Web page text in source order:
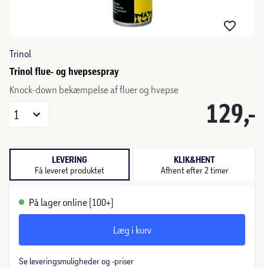
Trinol
Trinol flue- og hvepsespray
Knock-down bekæmpelse af fluer og hvepse
129,-
1
LEVERING
Få leveret produktet
KLIK&HENT
Afhent efter 2 timer
På lager online (100+)
Læg i kurv
Se leveringsmuligheder og -priser